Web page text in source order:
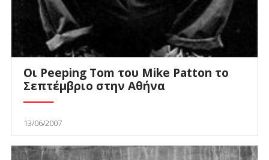
Οι Peeping Tom του Mike Patton το
Σεπτέμβριο στην Αθήνα
13/06/2007